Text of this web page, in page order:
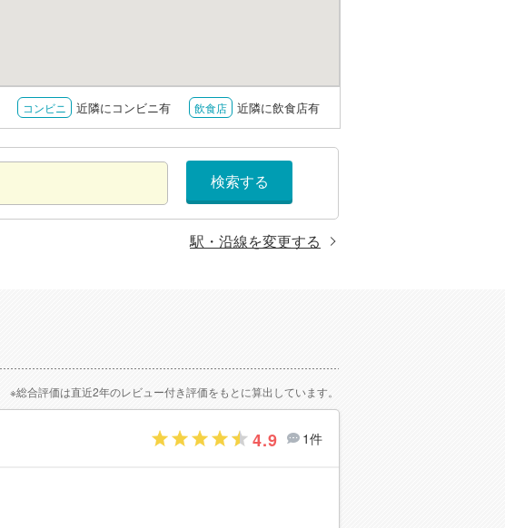
コンビニ 近隣にコンビニ有 飲食店 近隣に飲食店有
検索する
駅・沿線を変更する
※総合評価は直近2年のレビュー付き評価をもとに算出しています。
4.9 1件